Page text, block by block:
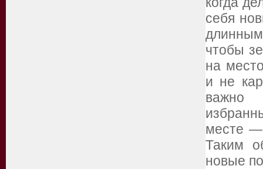
себя
чтобы
на
и не
важно
месте —
Таким
новые